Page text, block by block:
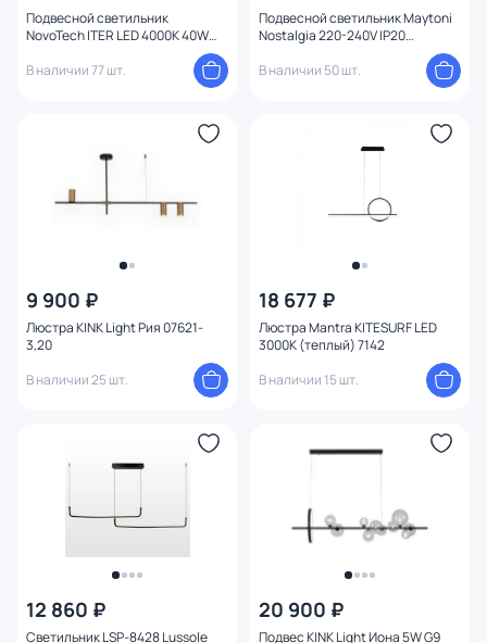
Подвесной светильник
NovoTech ITER LED 4000K 40W
В наличии 77 шт.
Подвесной светильник Maytoni
Nostalgia 220-240V IP20
В наличии 50 шт.
9 900 ₽
Люстра KINK Light Рия 07621-
3,20
В наличии 25 шт.
18 677 ₽
Люстра Mantra KITESURF LED
3000К (теплый) 7142
В наличии 15 шт.
12 860 ₽
Светильник LSP-8428 Lussole
20 900 ₽
Подвес KINK Light Иона 5W G9